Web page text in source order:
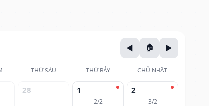
THỨ SÁU THỨ BẢY CHỦ NHẬT
28 1
2/2
2
3/2